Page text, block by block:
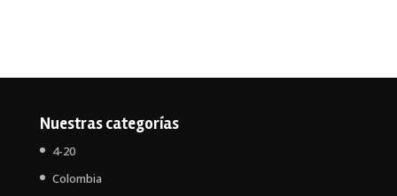
Nuestras categorías
4-20
Colombia